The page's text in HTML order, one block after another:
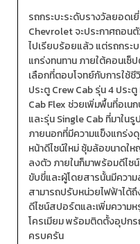
รถกระบะระดับรางวัลยอด
Chevrolet จะประกาศถอน
ไปเรียบร้อยแล้ว แต่รถกร
แกร่งทนทาน ภายใต้คอนเซ็
เลือกที่ตอบโจทย์กับการใช้ชี
ประตู Crew Cab รุ่น 4 ปร
Cab Flex ช่วยเพิ่มพื้นที่อเน
และรุ่น Single Cab ที่มาใน
ภายนอกที่มีความแข็งแกร่ง
หน้าดีไซน์ใหม่ ซุ้มล้อขนาด
ลงตัว ภายในก็มาพร้อมดีไ
ขับขี่และผู้โดยสารนั้นมีควา
สามารถปรับหน่วยไฟฟ้าได้
ดีไซน์สปอร์ตและเพิ่มความ
โครเมียม พร้อมติดตั้งอุปก
ครบครัน